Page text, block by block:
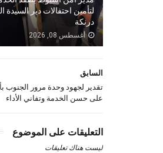
لتأمين احتفالات دير السيدة
درنكة
أغسطس 08, 2026
السابق
تقدير لجهود وحدة مرور الجنوب
على حسن الخدمة وتفاني الأداء
التعليقات على الموضوع
ليست هناك تعليقات